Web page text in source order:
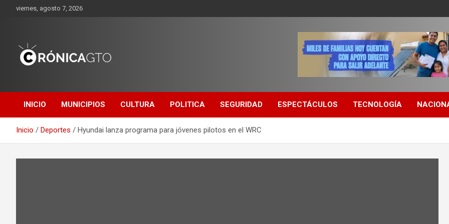
viernes, agosto 7, 2026
GUANAJUATO
INICIO MUNICIPIOS CULTURA POLITICA SEGURIDAD ESPECTÁCULOS TECNOLOGÍA
Inicio Deportes Hyundai lanza programa para jóvenes pilotos en el WRC